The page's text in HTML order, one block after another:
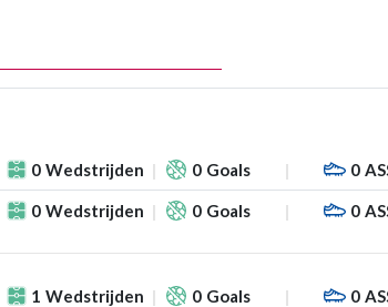
0 Wedstrijden 0 Goals 0
0 Wedstrijden 0 Goals 0
1 Wedstrijden 0 Goals 0